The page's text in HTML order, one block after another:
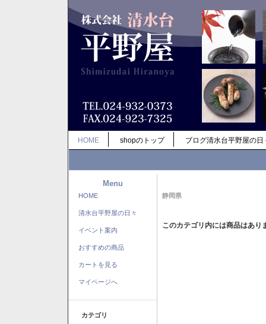
HOME shopのトップ ブログ清水台平野屋の日
Menu
HOME
清水台平野屋の日々
イベント案内
おすすめの商品
カートを見る
マイページへ
カテゴリ
静岡県
このカテゴリ内には商品はあり